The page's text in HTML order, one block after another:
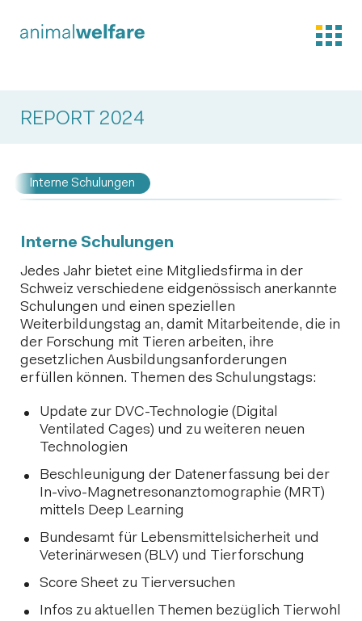
REPORT 2024
Interne Schulungen
Interne Schulungen
Jedes Jahr bietet eine Mitgliedsfirma in der
Schweiz verschiedene eidgenössisch anerkannte
Schulungen und einen speziellen
Weiterbildungstag an, damit Mitarbeitende, die in
der Forschung mit Tieren arbeiten, ihre
gesetzlichen Ausbildungsanforderungen
erfüllen können. Themen des Schulungstags:
Update zur DVC-Technologie (Digital
Ventilated Cages) und zu weiteren neuen
Technologien
Beschleunigung der Datenerfassung bei der
In-vivo-Magnetresonanztomographie (MRT)
mittels Deep Learning
Bundesamt für Lebensmittelsicherheit und
Veterinärwesen (BLV) und Tierforschung
Score Sheet zu Tierversuchen
Infos zu aktuellen Themen bezüglich Tierwohl